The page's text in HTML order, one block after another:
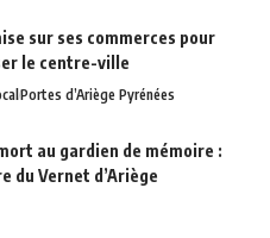
sur ses commerces pour
le centre-ville
Portes d’Ariège Pyrénées
au gardien de mémoire :
du Vernet d’Ariège